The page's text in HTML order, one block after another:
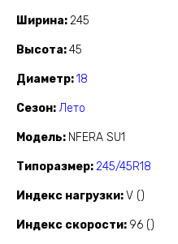
Ширина 245
Высота 45
Диаметр 18
Сезон Лето
Модель NFERA SU1
Типоразмер 245/45R18
Индекс нагрузки V ()
Индекс скорости 96 ()